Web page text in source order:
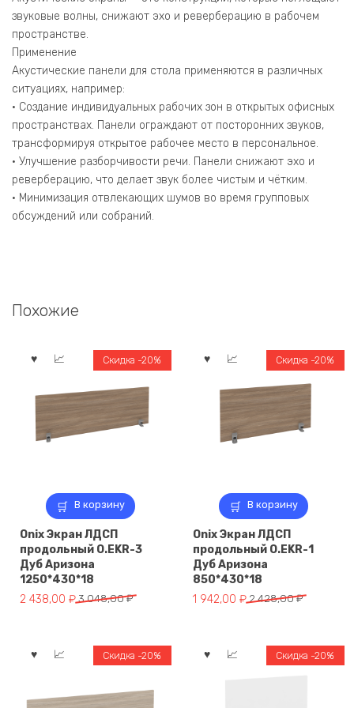
звуковые волны, снижают эхо и реверберацию в рабочем
пространстве.
Применение
Акустические панели для стола применяются в различных
ситуациях, например:
• Создание индивидуальных рабочих зон в открытых офисных
пространствах. Панели ограждают от посторонних звуков,
трансформируя открытое рабочее место в персональное.
• Улучшение разборчивости речи. Панели снижают эхо и
реверберацию, что делает звук более чистым и чётким.
• Минимизация отвлекающих шумов во время групповых
обсуждений или собраний.
Похожие
В корзину
Скидка -20%
Onix Экран ЛДСП
продольный O.EKR-3
Дуб Аризона
1250*430*18
3 048,00₽
Первоначальная
2 438,00 ₽
Текущая
438,00 ₽.
В корзину
Скидка -20%
Onix Экран ЛДСП
продольный O.EKR-1
Дуб Аризона
850*430*18
2 428,00₽
Первоначальная
1 942,00 ₽
Текущая
942,00 ₽.
Скидка -20% Скидка -20%